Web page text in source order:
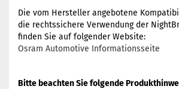
Die vom Hersteller angebotene
die rechtssichere Verwendung der
finden Sie auf folgender Website:
Osram Automotive Informationsseite
Bitte beachten Sie folgende